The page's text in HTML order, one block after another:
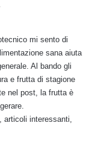
e
t
t
o
:
mi sento di
sana aiuta
Al bando gli
e frutta di stagione
nel post, la frutta è
articoli interessanti,